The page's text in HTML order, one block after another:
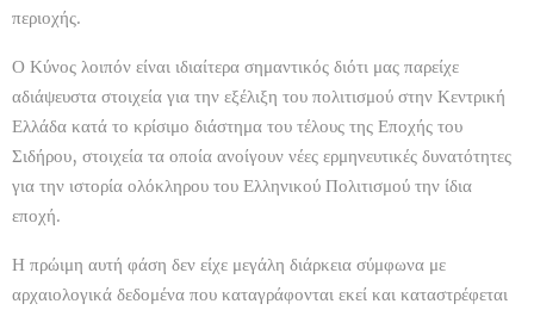
περιοχής.
Ο Κύνος λοιπόν είναι ιδιαίτερα σημαντικός διότι μας παρείχε
αδιάψευστα στοιχεία για την εξέλιξη του πολιτισμού στην Κεντρική
Ελλάδα κατά το κρίσιμο διάστημα του τέλους της Εποχής του
Σιδήρου, στοιχεία τα οποία ανοίγουν νέες ερμηνευτικές δυνατότητες
για την ιστορία ολόκληρου του Ελληνικού Πολιτισμού την ίδια
εποχή.
Η πρώιμη αυτή φάση δεν είχε μεγάλη διάρκεια σύμφωνα με
αρχαιολογικά δεδομένα που καταγράφονται εκεί και καταστρέφεται